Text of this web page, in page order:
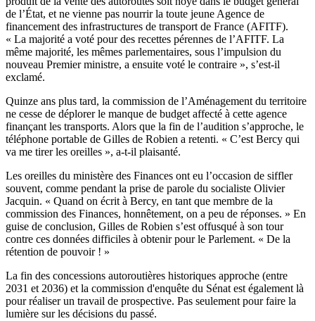
de l’État, et ne vienne pas nourrir la toute jeune Agence de
financement des infrastructures de transport de France (AFITF).
« La majorité a voté pour des recettes pérennes de l’AFITF. La
même majorité, les mêmes parlementaires, sous l’impulsion du
nouveau Premier ministre, a ensuite voté le contraire », s’est-il
exclamé.
Quinze ans plus tard, la commission de l’Aménagement du territoire
ne cesse de déplorer le manque de budget affecté à cette agence
finançant les transports. Alors que la fin de l’audition s’approche, le
téléphone portable de Gilles de Robien a retenti. « C’est Bercy qui
va me tirer les oreilles », a-t-il plaisanté.
Les oreilles du ministère des Finances ont eu l’occasion de siffler
souvent, comme pendant la prise de parole du socialiste Olivier
Jacquin. « Quand on écrit à Bercy, en tant que membre de la
commission des Finances, honnêtement, on a peu de réponses. » En
guise de conclusion, Gilles de Robien s’est offusqué à son tour
contre ces données difficiles à obtenir pour le Parlement. « De la
rétention de pouvoir ! »
La fin des concessions autoroutières historiques approche (entre
2031 et 2036) et la commission d'enquête du Sénat est également là
pour réaliser un travail de prospective. Pas seulement pour faire la
lumière sur les décisions du passé.